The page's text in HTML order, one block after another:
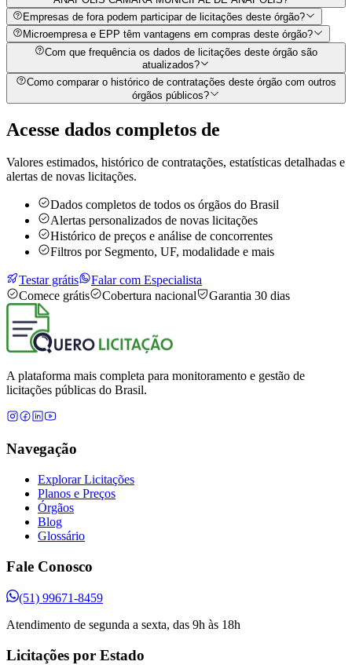
Empresas de fora podem participar de licitações deste órgão?
Microempresa e EPP têm vantagens em compras deste órgão?
Com que frequência os dados de licitações deste órgão são
atualizados?
Como comparar o histórico de contratações deste órgão com outros
órgãos públicos?
Acesse dados completos de
Valores estimados, histórico de contratações, estatísticas detalhadas e
alertas de novas licitações.
Dados completos de todos os órgãos do Brasil
Alertas personalizados de novas licitações
Histórico de preços e análise de concorrentes
Filtros por Segmento, UF, modalidade e mais
Testar grátis
Falar com Especialista
Comece grátis
Cobertura nacional Garantia 30 dias
A plataforma mais completa para monitoramento e gestão de
licitações públicas do Brasil.
Navegação
Explorar Licitações
Planos e Preços
Órgãos
Blog
Glossário
Fale Conosco
(51) 99671-8459
Atendimento de segunda a sexta, das 9h às 18h
Licitações por Estado